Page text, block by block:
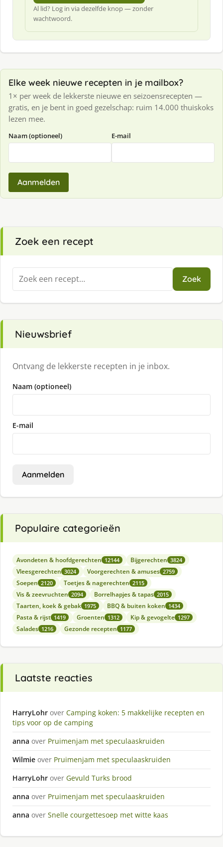
Al lid? Log in via dezelfde knop — zonder
wachtwoord.
Elke week nieuwe recepten in je mailbox?
1× per week de lekkerste nieuwe en seizoensrecepten —
gratis, en je bent in goed gezelschap: ruim 14.000 thuiskoks
lezen mee.
Naam (optioneel) E-mail
Aanmelden
Zoek een recept
Zoeken
naar:
Zoek
Nieuwsbrief
Ontvang de lekkerste recepten in je inbox.
Naam (optioneel)
E-mail
Aanmelden
Populaire categorieën
Avondeten & hoofdgerechten 12144 Bijgerechten 3824
Vleesgerechten 3024 Voorgerechten & amuses 2759
Soepen 2120 Toetjes & nagerechten 2115
Vis & zeevruchten 2094 Borrelhapjes & tapas 2015
Taarten, koek & gebak 1975 BBQ & buiten koken 1434
Pasta & rijst 1419 Groenten 1312 Kip & gevogelte 1297
Salades 1216 Gezonde recepten 1177
Laatste reacties
HarryLohr over Camping koken: 5 makkelijke recepten en
tips voor op de camping
anna over Pruimenjam met speculaaskruiden
Wilmie over Pruimenjam met speculaaskruiden
HarryLohr over Gevuld Turks brood
anna over Pruimenjam met speculaaskruiden
anna over Snelle courgettesoep met witte kaas